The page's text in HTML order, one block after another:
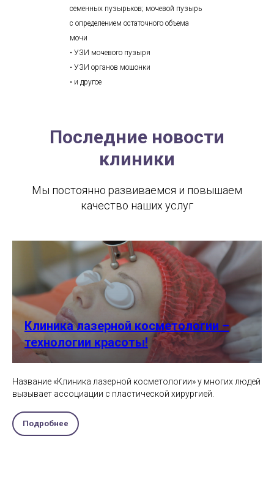
семенных пузырьков; мочевой пузырь
с определением остаточного объема
мочи
• УЗИ мочевого пузыря
• УЗИ органов мошонки
• и другое
Последние новости
клиники
Мы постоянно развиваемся и повышаем
качество наших услуг
Клиника лазерной косметологии –
технологии красоты!
Название «Клиника лазерной косметологии» у многих людей
вызывает ассоциации с пластической хирургией.
Подробнее